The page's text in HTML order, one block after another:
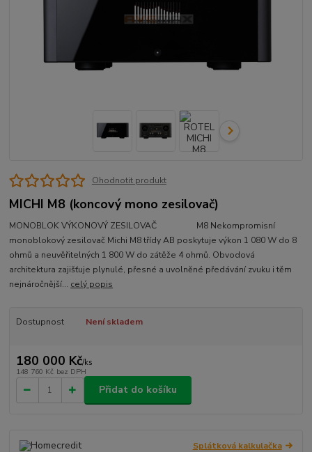
Ohodnotit produkt
MICHI M8 (koncový mono zesilovač)
MONOBLOK VÝKONOVÝ ZESILOVAČ M8 Nekompromisní
monoblokový zesilovač Michi M8 třídy AB poskytuje výkon 1 080 W do 8
ohmů a neuvěřitelných 1 800 W do zátěže 4 ohmů. Obvodová
architektura zajišťuje plynulé, přesné a uvolněné předávání zvuku i těm
nejnáročnější... celý popis
Dostupnost Není skladem
180 000 Kč/ks
148 760 Kč bez DPH
Přidat do košíku
Splátková kalkulačka